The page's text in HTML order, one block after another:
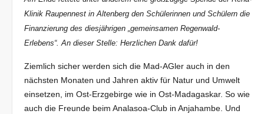
Klinik Raupennest in Altenberg den Schülerinnen und Schülern die
Finanzierung des diesjährigen „gemeinsamen Regenwald-
Erlebens“. An dieser Stelle: Herzlichen Dank dafür!
Ziemlich sicher werden sich die Mad-AGler auch in den
nächsten Monaten und Jahren aktiv für Natur und Umwelt
einsetzen, im Ost-Erzgebirge wie in Ost-Madagaskar. So wie
auch die Freunde beim Analasoa-Club in Anjahambe. Und